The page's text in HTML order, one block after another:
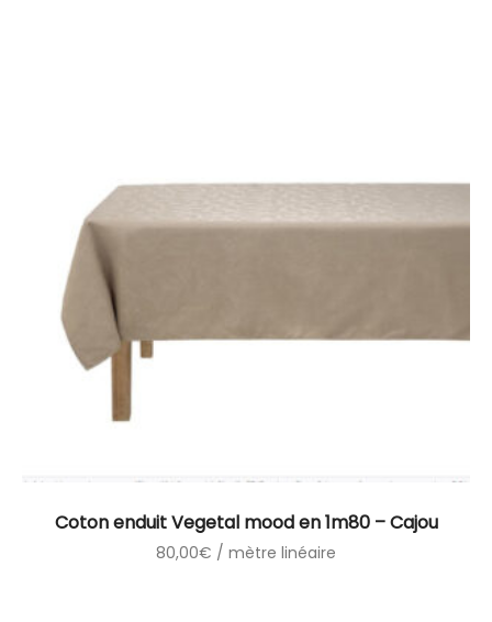
Coton enduit Vegetal mood en 1m80 – Cajou
80,00€ / mètre linéaire